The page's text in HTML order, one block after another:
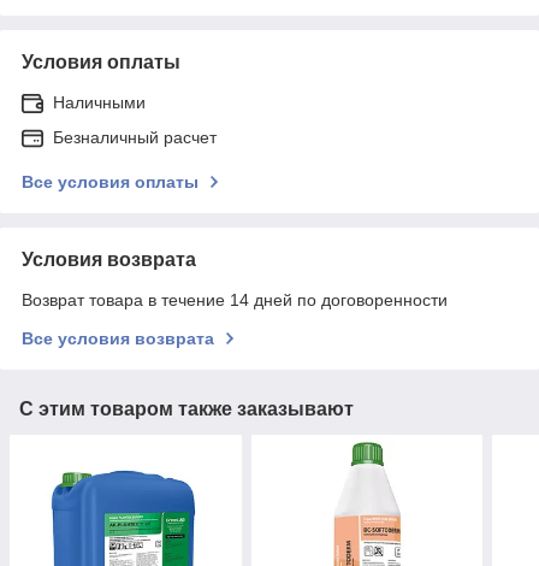
Условия оплаты
Наличными
Безналичный расчет
Все условия оплаты
Условия возврата
Возврат товара в течение 14 дней по договоренности
Все условия возврата
С этим товаром также заказывают